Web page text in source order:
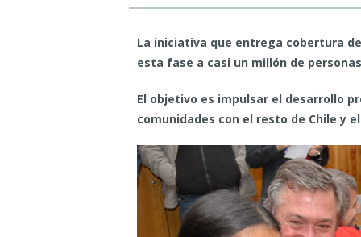
La iniciativa que entrega cobertura
esta fase a casi un millón de
El objetivo es impulsar el desarrollo
comunidades con el resto de Chile y